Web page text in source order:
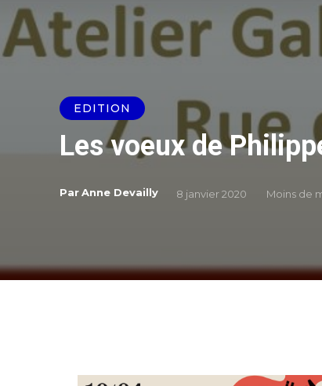
EDITION
Les voeux de
ParAnne Devailly 8 janvier 2020 Moins de